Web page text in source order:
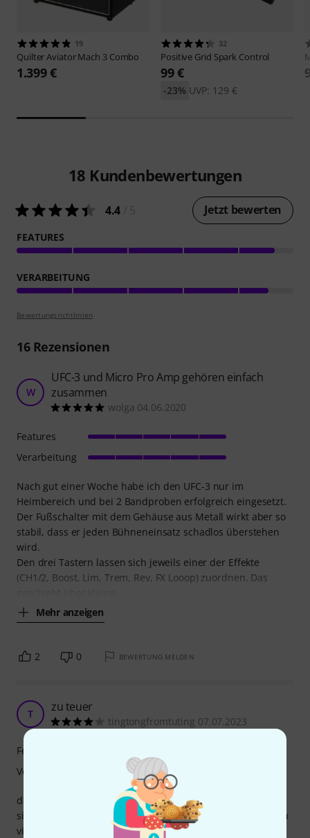
19
QuilterAviator Mach 3 Combo
1.399 €
32
Positive Grid Spark Control
99 €
UVP: 129 €
-23%
18 Kundenbewertungen
4.4 Jetzt bewerten
FEATURES
VERARBEITUNG
Bewertungsrichtlinien
16Rezensionen
W
UFC-3 und Micro Pro Amp gehören einfach
zusammen
wolga 04.06.2020
Nach gut einer Woche habe ich den UFC-3 nur im
Heimbereich und bei 2 Bandproben erfolgreich eingesetzt.
Der Fußschalter mit dem Gehäuse aus Metall wirkt aber so
stabil, dass er jeden Bühneneinsatz schadlos überstehen
wird.
Den drei Tastern lassen sich jeweils einer der Effekte
(CH1/2, Boost, Lim, Trem, Rev, FX Looop) zuordnen. Das
Mehr anzeigen
Features
Verarbeitung
2 0 BEWERTUNG MELDEN
T zu teuer
tingtongfromtuting 07.07.2023
der fussschalter ist sehr gut verarbeitet.. die funktionen
sind sehr praktisch.. aber 100 euro.. das find ich einfach zu
viel..
Features
Verarbeitung